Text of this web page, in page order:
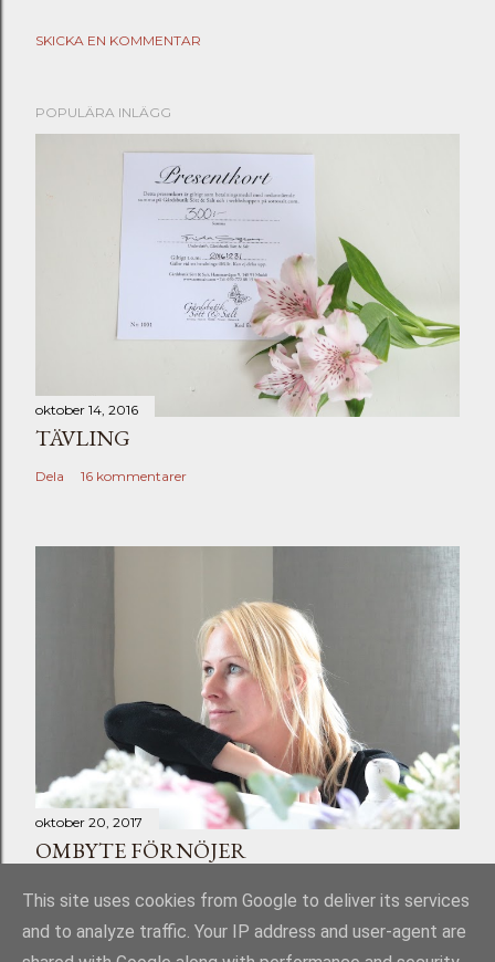
SKICKA EN KOMMENTAR
POPULÄRA INLÄGG
oktober 14, 2016
TÄVLING
Dela 16 kommentarer
oktober 20, 2017
OMBYTE FÖRNÖJER
This site uses cookies from Google to deliver its services
and to analyze traffic. Your IP address and user-agent are